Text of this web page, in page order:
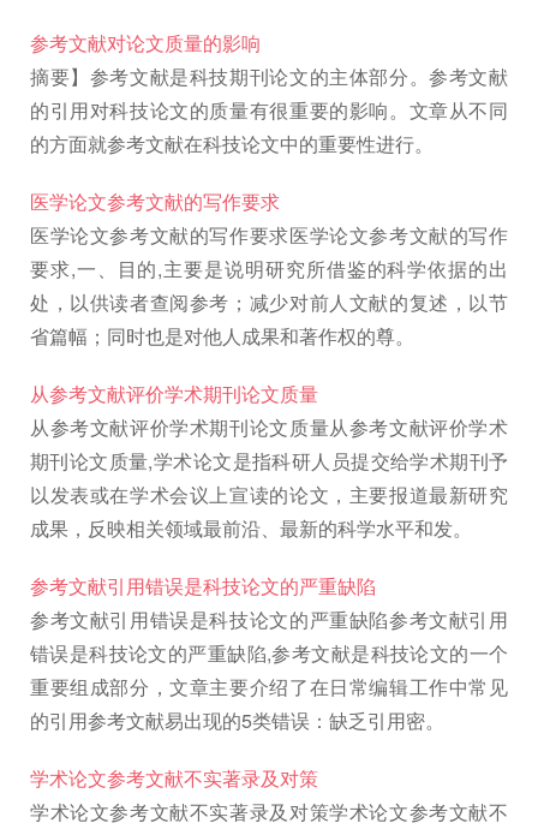
参考文献对论文质量的影响
摘要】参考文献是科技期刊论文的主体部分。参考文献
的引用对科技论文的质量有很重要的影响。文章从不同
的方面就参考文献在科技论文中的重要性进行。
医学论文参考文献的写作要求
医学论文参考文献的写作要求医学论文参考文献的写作
要求,一、目的,主要是说明研究所借鉴的科学依据的出
处，以供读者查阅参考；减少对前人文献的复述，以节
省篇幅；同时也是对他人成果和著作权的尊。
从参考文献评价学术期刊论文质量
从参考文献评价学术期刊论文质量从参考文献评价学术
期刊论文质量,学术论文是指科研人员提交给学术期刊予
以发表或在学术会议上宣读的论文，主要报道最新研究
成果，反映相关领域最前沿、最新的科学水平和发。
参考文献引用错误是科技论文的严重缺陷
参考文献引用错误是科技论文的严重缺陷参考文献引用
错误是科技论文的严重缺陷,参考文献是科技论文的一个
重要组成部分，文章主要介绍了在日常编辑工作中常见
的引用参考文献易出现的5类错误：缺乏引用密。
学术论文参考文献不实著录及对策
学术论文参考文献不实著录及对策学术论文参考文献不